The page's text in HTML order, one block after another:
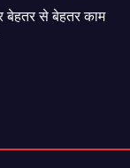
से बेहतर काम